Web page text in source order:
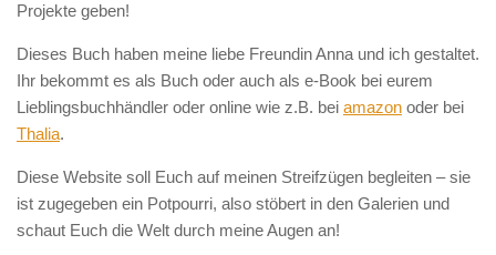
Projekte geben!
Dieses Buch haben meine liebe Freundin Anna und ich gestaltet.
Ihr bekommt es als Buch oder auch als e-Book bei eurem
Lieblingsbuchhändler oder online wie z.B. bei amazon oder bei
Thalia.
Diese Website soll Euch auf meinen Streifzügen begleiten – sie
ist zugegeben ein Potpourri, also stöbert in den Galerien und
schaut Euch die Welt durch meine Augen an!